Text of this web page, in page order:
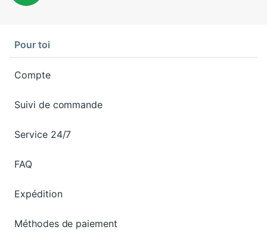
Pour toi
Compte
Suivi de commande
Service 24/7
FAQ
Expédition
Méthodes de paiement